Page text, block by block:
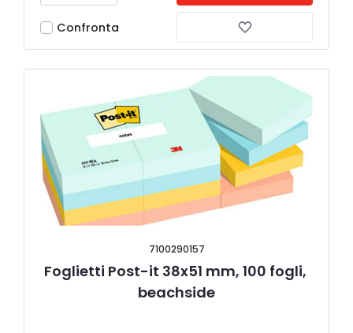
Confronta
7100290157
Foglietti Post-it 38x51 mm, 100 fogli,
beachside